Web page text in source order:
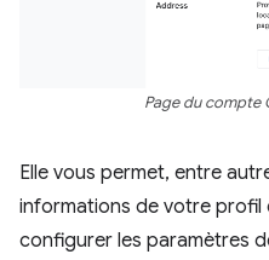
Page du compte
Elle vous permet, entre
informations de votre profil
configurer les paramètres